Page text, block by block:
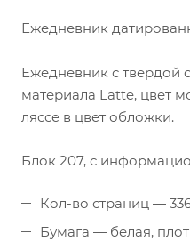
Ежедневник
Ежедневник с твердой
материала Latte, цвет
ляссе в цвет обложки.
Блок 207, с
Кол-во страниц —
Бумага — белая,